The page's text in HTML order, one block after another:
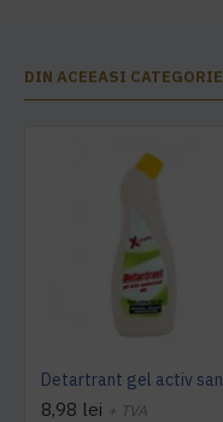
DIN ACEEASI CATEGORIE
8,98 lei + TVA